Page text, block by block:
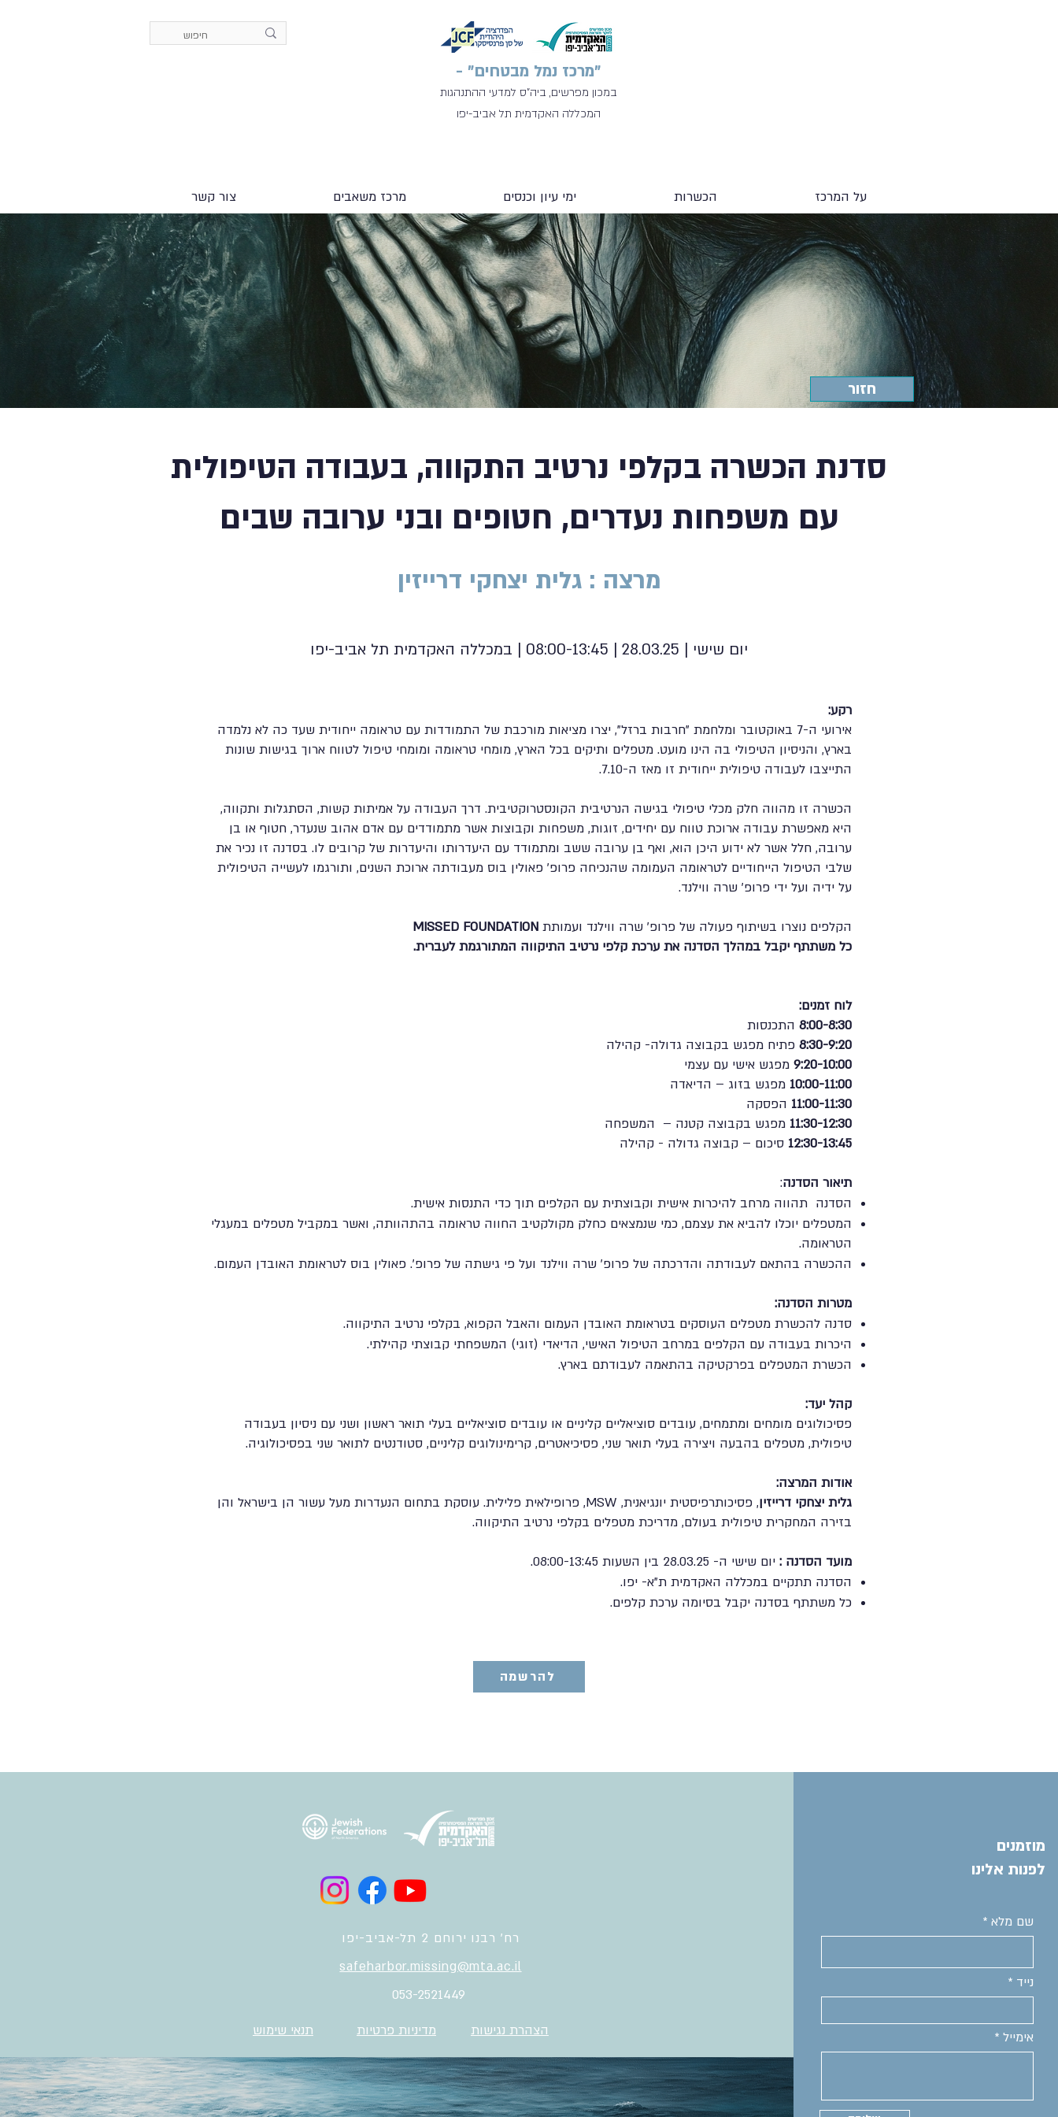
"מרכז נמל מבטחים" -
במכון מפרשים, ביה"ס למדעי ההתנהגות
המכללה האקדמית תל אביב-יפו
על המרכז הכשרות ימי עיון וכנסים מרכז משאבים צור קשר
חזור
סדנת הכשרה בקלפי נרטיב התקווה, בעבודה הטיפולית
עם משפחות נעדרים, חטופים ובני ערובה שבים
מרצה : גלית יצחקי דרייזין
יום שישי | 28.03.25 | 08:00-13:45 | במכללה האקדמית תל אביב-יפו
רקע:
אירועי ה-7 באוקטובר ומלחמת "חרבות ברזל", יצרו מציאות מורכבת של התמודדות עם טראומה ייחודית שעד כה לא נלמדה
בארץ, והניסיון הטיפולי בה הינו מועט. מטפלים ותיקים בכל הארץ, מומחי טראומה ומומחי טיפול לטווח ארוך בגישות שונות
התייצבו לעבודה טיפולית ייחודית זו מאז ה-7.10.
הכשרה זו מהווה חלק מכלי טיפולי בגישה הנרטיבית הקונסטרוקטיבית. דרך העבודה על אמיתות קשות, הסתגלות ותקווה,
היא מאפשרת עבודה ארוכת טווח עם יחידים, זוגות, משפחות וקבוצות אשר מתמודדים עם אדם אהוב שנעדר, חטוף או בן
ערובה, חלל אשר לא ידוע היכן הוא, ואף בן ערובה ששב ומתמודד עם היעדרותו והיעדרות של קרובים לו. בסדנה זו נכיר את
שלבי הטיפול הייחודיים לטראומה העמומה שהנכיחה פרופ' פאולין בוס מעבודתה ארוכת השנים, ותורגמו לעשייה הטיפולית
על ידיה ועל ידי פרופ' שרה ווילנד.
הקלפים נוצרו בשיתוף פעולה של פרופ’ שרה ווילנד ועמותת MISSED FOUNDATION
כל משתתף יקבל במהלך הסדנה את ערכת קלפי נרטיב התיקווה המתורגמת לעברית.
לוח זמנים:
8:00-8:30 התכנסות
8:30-9:20 פתיח מפגש בקבוצה גדולה- קהילה
9:20-10:00 מפגש אישי עם עצמי
10:00-11:00 מפגש בזוג – הדיאדה
11:00-11:30 הפסקה
11:30-12:30 מפגש בקבוצה קטנה – המשפחה
12:30-13:45 סיכום – קבוצה גדולה - קהילה
תיאור הסדנה:
הסדנה תהווה מרחב להיכרות אישית וקבוצתית עם הקלפים תוך כדי התנסות אישית.
המטפלים יוכלו להביא את עצמם, כמי שנמצאים כחלק מקולקטיב החווה טראומה בהתהוותה, ואשר במקביל מטפלים במעגלי
הטראומה.
ההכשרה בהתאם לעבודתה והדרכתה של פרופ' שרה ווילנד ועל פי גישתה של פרופ'. פאולין בוס לטראומת האובדן העמום.
מטרות הסדנה:
סדנה להכשרת מטפלים העוסקים בטראומת האובדן העמום והאבל הקפוא, בקלפי נרטיב התיקווה.
היכרות בעבודה עם הקלפים במרחב הטיפול האישי, הדיאדי (זוגי) המשפחתי קבוצתי קהילתי.
הכשרת המטפלים בפרקטיקה בהתאמה לעבודתם בארץ.
קהל יעד:
פסיכולוגים מומחים ומתמחים, עובדים סוציאליים קליניים או עובדים סוציאליים בעלי תואר ראשון ושני עם ניסיון בעבודה
טיפולית, מטפלים בהבעה ויצירה בעלי תואר שני, פסיכיאטרים, קרימינולוגים קליניים, סטודנטים לתואר שני בפסיכולוגיה.
אודות המרצה:
גלית יצחקי דרייזין
, פסיכותרפיסטית יונגיאנית, MSW, פרופילאית פלילית. עוסקת בתחום הנעדרות מעל עשור הן בישראל והן
בזירה המחקרית טיפולית בעולם, מדריכת מטפלים בקלפי נרטיב התיקווה.
מועד הסדנה : יום שישי ה- 28.03.25 בין השעות 08:00-13:45.
הסדנה תתקיים במכללה האקדמית ת"א- יפו.
כל משתתף בסדנה יקבל בסיומה ערכת קלפים.
להרשמה
רח' רבנו ירוחם 2 תל-אביב-יפו
safeharbor.missing@mta.ac.il
תנאי שימוש מדיניות פרטיות הצהרת נגישות
שם מלא
נייד
אימייל
מוזמנים
לפנות אלינו